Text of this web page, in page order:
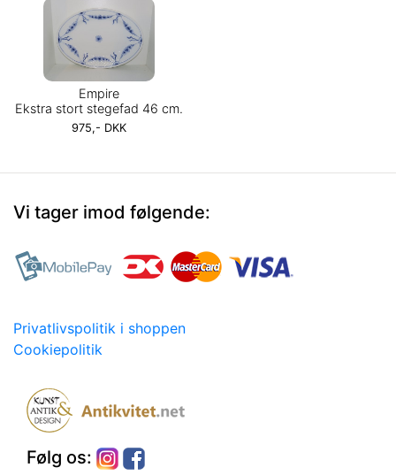
Empire
Ekstra stort stegefad 46 cm.
975,- DKK
Vi tager imod følgende:
Privatlivspolitik i shoppen
Cookiepolitik
Følg os: